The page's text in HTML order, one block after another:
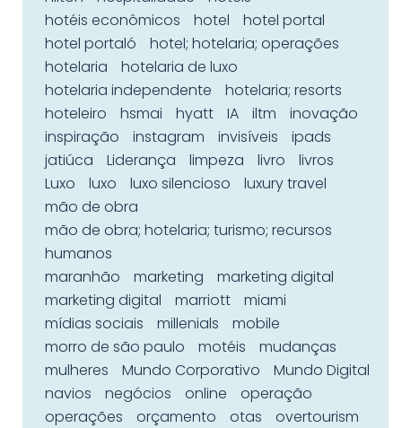
hotéis econômicos
hotel
hotel portal
hotel portaló
hotel; hotelaria; operações
hotelaria
hotelaria de luxo
hotelaria independente
hotelaria; resorts
hoteleiro
hsmai hyatt IA iltm
inovação
inspiração
instagram invisíveis
ipads
jatiúca
Liderança limpeza livro
livros
Luxo
luxo luxo silencioso
luxury travel
mão de obra
mão de obra; hotelaria; turismo; recursos
humanos
maranhão
marketing
marketing digital
marketing digital
marriott
miami
mídias sociais
millenials
mobile
morro de são paulo
motéis
mudanças
mulheres
Mundo Corporativo
Mundo Digital
navios
negócios online
operação
operações
orçamento otas
overtourism